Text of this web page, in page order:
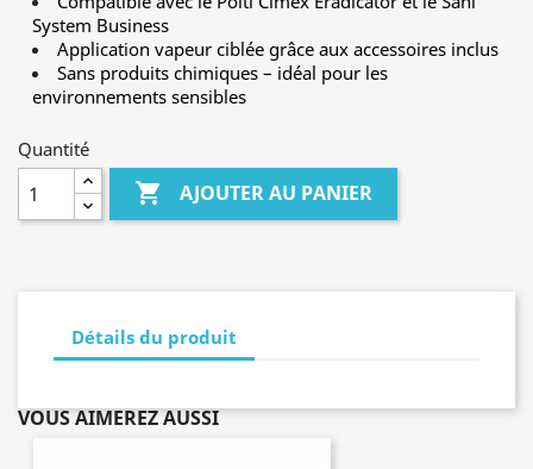
System Business
Application vapeur ciblée grâce aux accessoires inclus
Sans produits chimiques – idéal pour les
environnements sensibles
Quantité
 AJOUTER AU PANIER
Détails du produit
VOUS AIMEREZ AUSSI